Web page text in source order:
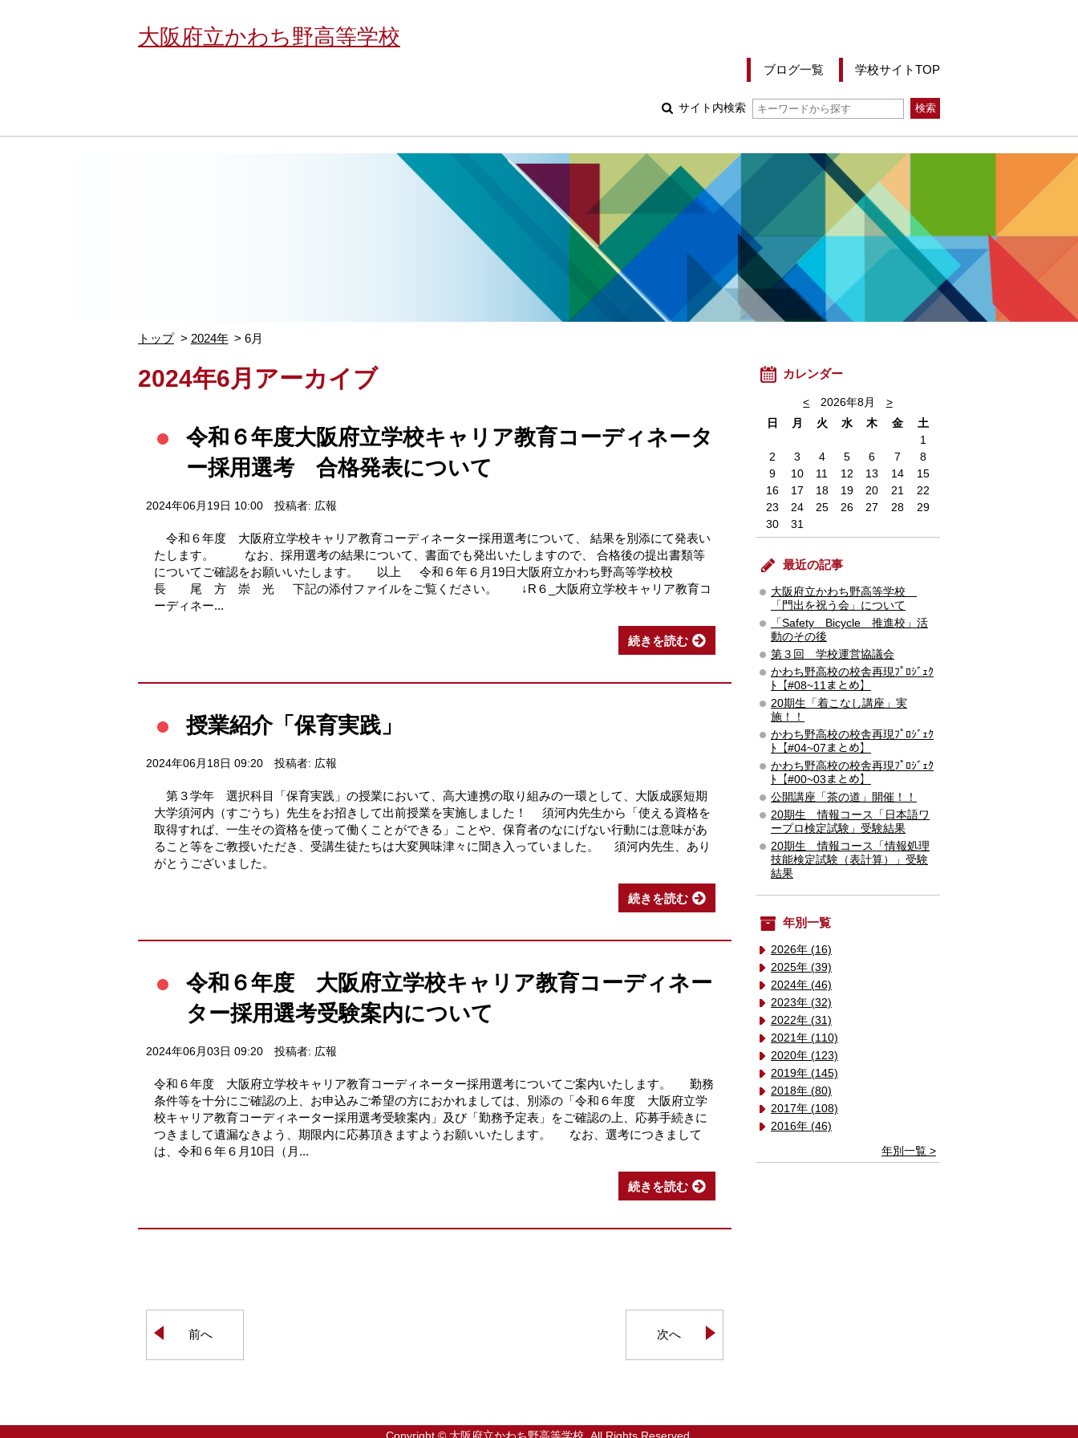
大阪府立かわち野高等学校
ブログ一覧 学校サイトTOP
サイト内検索
トップ 2024年 6月
2024年6月アーカイブ
令和６年度大阪府立学校キャリア教育コーディネータ
ー採用選考 合格発表について
2024年06月19日 10:00 投稿者: 広報
令和６年度 大阪府立学校キャリア教育コーディネーター採用選考について、 結果を別添にて発表い
たします。 なお、採用選考の結果について、書面でも発出いたしますので、 合格後の提出書類等
についてご確認をお願いいたします。 以上 令和６年６月19日大阪府立かわち野高等学校校
長 尾 方 崇 光 下記の添付ファイルをご覧ください。 ↓R６_大阪府立学校キャリア教育コ
ーディネー...
続きを読む
授業紹介「保育実践」
2024年06月18日 09:20 投稿者: 広報
第３学年 選択科目「保育実践」の授業において、高大連携の取り組みの一環として、大阪成蹊短期
大学須河内（すごうち）先生をお招きして出前授業を実施しました！ 須河内先生から「使える資格を
取得すれば、一生その資格を使って働くことができる」ことや、保育者のなにげない行動には意味があ
ること等をご教授いただき、受講生徒たちは大変興味津々に聞き入っていました。 須河内先生、あり
がとうございました。
続きを読む
令和６年度 大阪府立学校キャリア教育コーディネー
ター採用選考受験案内について
2024年06月03日 09:20 投稿者: 広報
令和６年度 大阪府立学校キャリア教育コーディネーター採用選考についてご案内いたします。 勤務
条件等を十分にご確認の上、お申込みご希望の方におかれましては、別添の「令和６年度 大阪府立学
校キャリア教育コーディネーター採用選考受験案内」及び「勤務予定表」をご確認の上、応募手続きに
つきまして遺漏なきよう、期限内に応募頂きますようお願いいたします。 なお、選考につきまして
は、令和６年６月10日（月...
続きを読む
前へ 次へ
カレンダー
< 2026年8月
>
日
月 火 水 木 金
土
1
2
3 4 5 6 7
8
9
10 11 12 13 14
15
16
17 18 19 20 21
22
23
24 25 26 27 28
29
30
31
最近の記事
大阪府立かわち野高等学校
「門出を祝う会」について
「Safety Bicycle 推進校」活
動のその後
第３回 学校運営協議会
かわち野高校の校舎再現ﾌﾟﾛｼﾞｪｸ
ﾄ【#08~11まとめ】
20期生「着こなし講座」実
施！！
かわち野高校の校舎再現ﾌﾟﾛｼﾞｪｸ
ﾄ【#04~07まとめ】
かわち野高校の校舎再現ﾌﾟﾛｼﾞｪｸ
ﾄ【#00~03まとめ】
公開講座「茶の道」開催！！
20期生 情報コース「日本語ワ
ープロ検定試験」受験結果
20期生 情報コース「情報処理
技能検定試験（表計算）」受験
結果
年別一覧
2026年 (16)
2025年 (39)
2024年 (46)
2023年 (32)
2022年 (31)
2021年 (110)
2020年 (123)
2019年 (145)
2018年 (80)
2017年 (108)
2016年 (46)
年別一覧 >